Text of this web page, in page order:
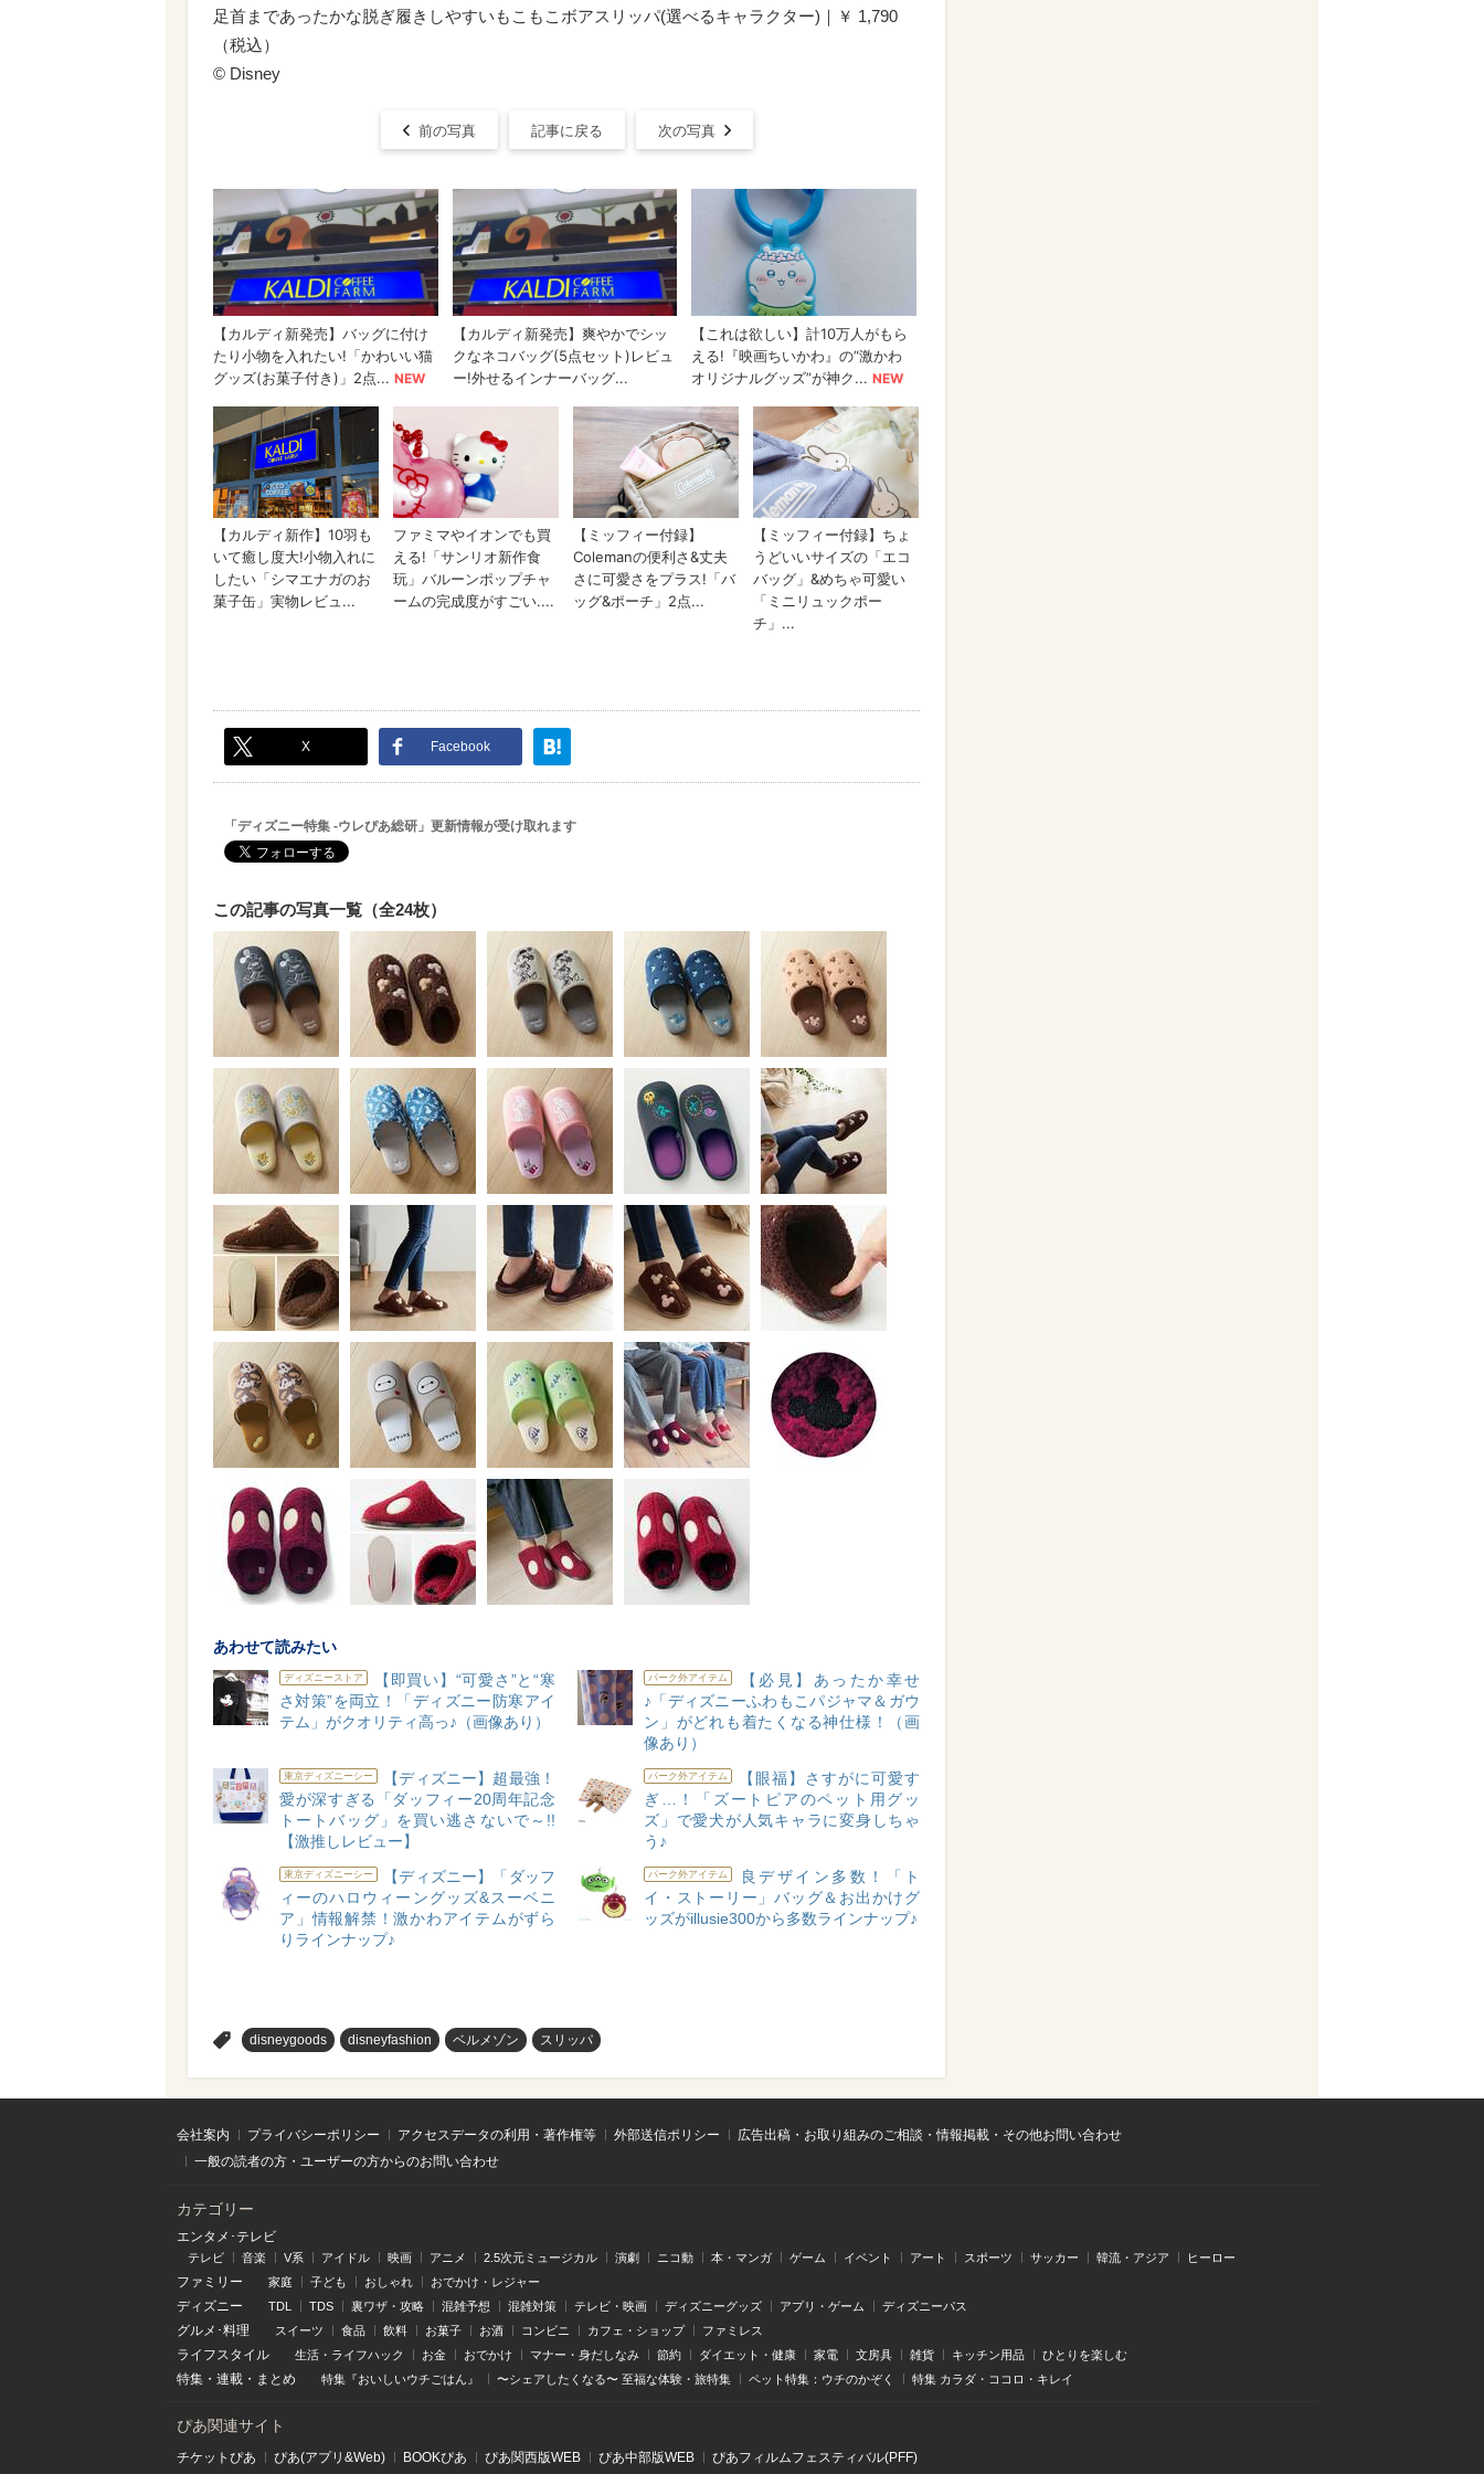
足首まであったかな脱ぎ履きしやすいもこもこボアスリッパ(選べるキャラクター)｜￥ 1,790
（税込）
© Disney
前の写真 記事に戻る 次の写真
X Facebook
「ディズニー特集 -ウレぴあ総研」更新情報が受け取れます
この記事の写真一覧（全24枚）
あわせて読みたい
ディズニーストア
【即買い】“可愛さ”と“寒
さ対策”を両立！「ディズニー防寒アイ
テム」がクオリティ高っ♪（画像あり）
パーク外アイテム
【必見】あったか幸せ
♪「ディズニーふわもこパジャマ＆ガウ
ン」がどれも着たくなる神仕様！（画
像あり）
東京ディズニーシー
【ディズニー】超最強！
愛が深すぎる「ダッフィー20周年記念
トートバッグ」を買い逃さないで～!!
【激推しレビュー】
パーク外アイテム
【眼福】さすがに可愛す
ぎ…！「ズートピアのペット用グッ
ズ」で愛犬が人気キャラに変身しちゃ
う♪
東京ディズニーシー
【ディズニー】「ダッフ
ィーのハロウィーングッズ&スーベニ
ア」情報解禁！激かわアイテムがずら
りラインナップ♪
パーク外アイテム
良デザイン多数！「ト
イ・ストーリー」バッグ＆お出かけグ
ッズがillusie300から多数ラインナップ♪
disneygoods disneyfashion ベルメゾン スリッパ
会社案内 プライバシーポリシー アクセスデータの利用・著作権等 外部送信ポリシー
広告出稿・お取り組みのご相談・情報掲載・その他お問い合わせ
一般の読者の方・ユーザーの方からのお問い合わせ
カテゴリー
エンタメ･テレビ
テレビ 音楽 V系 アイドル 映画 アニメ 2.5次元ミュージカル 演劇 ニコ動 本・マンガ ゲーム イベント アート スポーツ サッカー 韓流・アジア ヒーロー
ファミリー 家庭 子ども おしゃれ おでかけ・レジャー
ディズニー TDL TDS 裏ワザ・攻略 混雑予想 混雑対策 テレビ・映画 ディズニーグッズ アプリ・ゲーム ディズニーパス
グルメ･料理 スイーツ 食品 飲料 お菓子 お酒 コンビニ カフェ・ショップ ファミレス
ライフスタイル 生活・ライフハック お金 おでかけ マナー・身だしなみ 節約 ダイエット・健康 家電 文房具 雑貨 キッチン用品 ひとりを楽しむ
特集 ・ 連載 ・ まとめ 特集『おいしいウチごはん』 〜シェアしたくなる〜 至福な体験・旅特集 ペット特集：ウチのかぞく 特集 カラダ・ココロ・キレイ
ぴあ関連サイト
チケットぴあ ぴあ(アプリ&Web) BOOKぴあ ぴあ関⻄版WEB ぴあ中部版WEB ぴあフィルムフェスティバル(PFF)